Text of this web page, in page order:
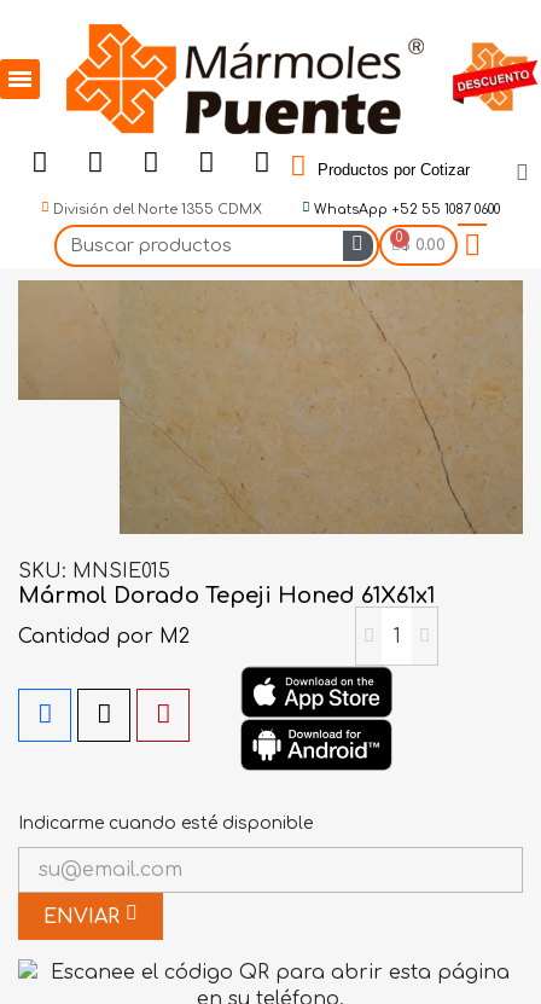
Productos por Cotizar
División del Norte 1355 CDMX WhatsApp +52 55 1087 0600
$ 0.00
SKU MNSIE015
Mármol Dorado Tepeji Honed 61X61x1
Cantidad por M2
Indicarme cuando esté disponible
ENVIAR